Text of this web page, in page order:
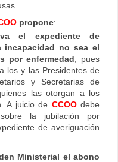
propone:
el expediente de
incapacidad no sea el
por enfermedad , pues
los y las Presidentes de
y Secretarias de
las otorgan a los
A juicio de CCOOdebe
la jubilación por
de averiguación
Ministerial el abono